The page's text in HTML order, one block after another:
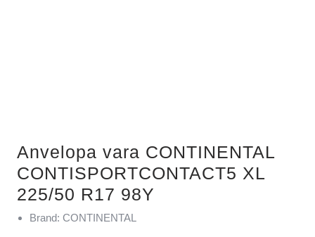
Anvelopa vara CONTINENTAL
CONTISPORTCONTACT5 XL
225/50 R17 98Y
Brand: CONTINENTAL